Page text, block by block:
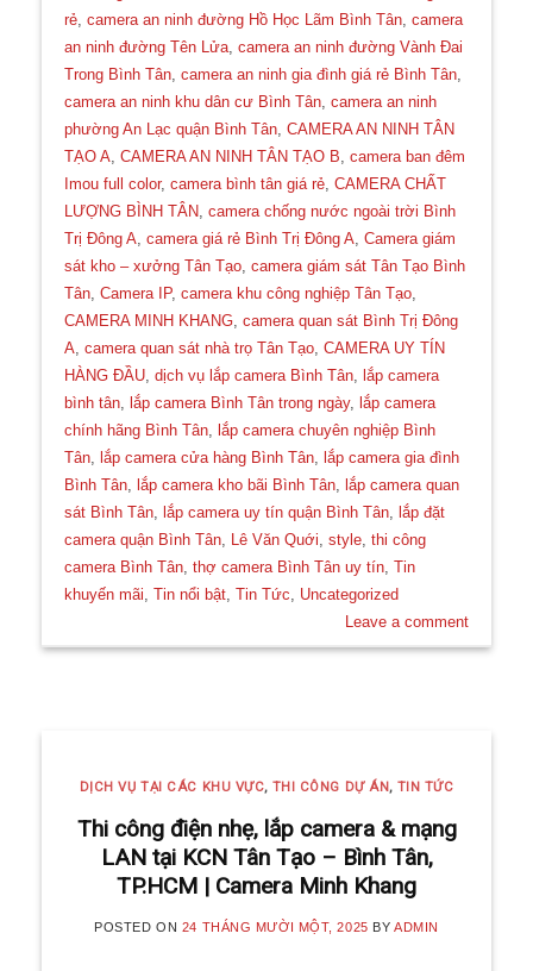
rẻ,camera an ninh đường Hồ Học Lãm Bình Tân,camera
an ninh đường Tên Lửa,camera an ninh đường Vành Đai
Trong Bình Tân,camera an ninh gia đình giá rẻ Bình Tân,
camera an ninh khu dân cư Bình Tân,camera an ninh
phường An Lạc quận Bình Tân,CAMERA AN NINH TÂN
TẠO A,CAMERA AN NINH TÂN TẠO B,camera ban đêm
Imou full color,camera bình tân giá rẻ,CAMERA CHẤT
LƯỢNG BÌNH TÂN,camera chống nước ngoài trời Bình
Trị Đông A,camera giá rẻ Bình Trị Đông A,Camera giám
sát kho – xưởng Tân Tạo,camera giám sát Tân Tạo Bình
Tân,Camera IP,camera khu công nghiệp Tân Tạo,
CAMERA MINH KHANG,camera quan sát Bình Trị Đông
A,camera quan sát nhà trọ Tân Tạo,CAMERA UY TÍN
HÀNG ĐẦU,dịch vụ lắp camera Bình Tân, lắp camera
bình tân, lắp camera Bình Tân trong ngày, lắp camera
chính hãng Bình Tân, lắp camera chuyên nghiệp Bình
Tân, lắp camera cửa hàng Bình Tân, lắp camera gia đình
Bình Tân, lắp camera kho bãi Bình Tân, lắp camera quan
sát Bình Tân, lắp camera uy tín quận Bình Tân, lắp đặt
camera quận Bình Tân, Lê Văn Quới,style,thi công
camera Bình Tân,thợ camera Bình Tân uy tín,Tin
khuyến mãi,Tin nổi bật,Tin Tức, Uncategorized
Leave a comment
DỊCH VỤ TẠI CÁC KHU VỰC, THI CÔNG DỰ ÁN, TIN TỨC
Thi công điện nhẹ, lắp camera & mạng
LAN tại KCN Tân Tạo – Bình Tân,
TP.HCM | Camera Minh Khang
POSTED ON 24 THÁNG MƯỜI MỘT, 2025 BY ADMIN